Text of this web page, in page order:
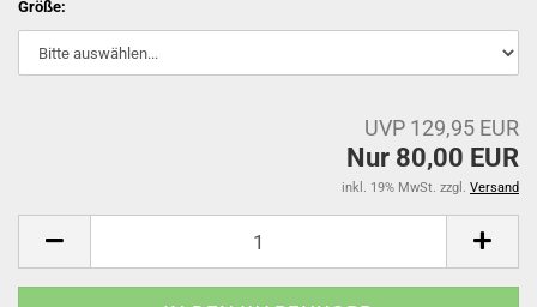
Größe:
UVP 129,95 EUR
Nur 80,00 EUR
inkl. 19% MwSt. zzgl. Versand